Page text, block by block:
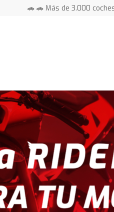
🚗 🚗 Más de 3.000